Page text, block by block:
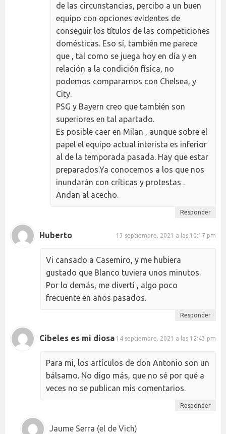
de las circunstancias, percibo a un buen
equipo con opciones evidentes de
conseguir los títulos de las competiciones
domésticas. Eso sí, también me parece
que , tal como se juega hoy en día y en
relación a la condición física, no
podemos compararnos con Chelsea, y
City.
PSG y Bayern creo que también son
superiores en tal apartado.
Es posible caer en Milan , aunque sobre el
papel el equipo actual interista es inferior
al de la temporada pasada. Hay que estar
preparados.Ya conocemos a los que nos
inundarán con críticas y protestas .
Andan al acecho.
Responder
Huberto 13 septiembre, 2021 a las 10:17 pm
Vi cansado a Casemiro, y me hubiera
gustado que Blanco tuviera unos minutos.
Por lo demás, me divertí , algo poco
frecuente en años pasados.
Responder
Cibeles es mi diosa 14 septiembre, 2021 a las 12:43 pm
Para mi, los artículos de don Antonio son un
bálsamo. No digo más, que no sé por qué a
veces no se publican mis comentarios.
Responder
Jaume Serra (el de Vich)